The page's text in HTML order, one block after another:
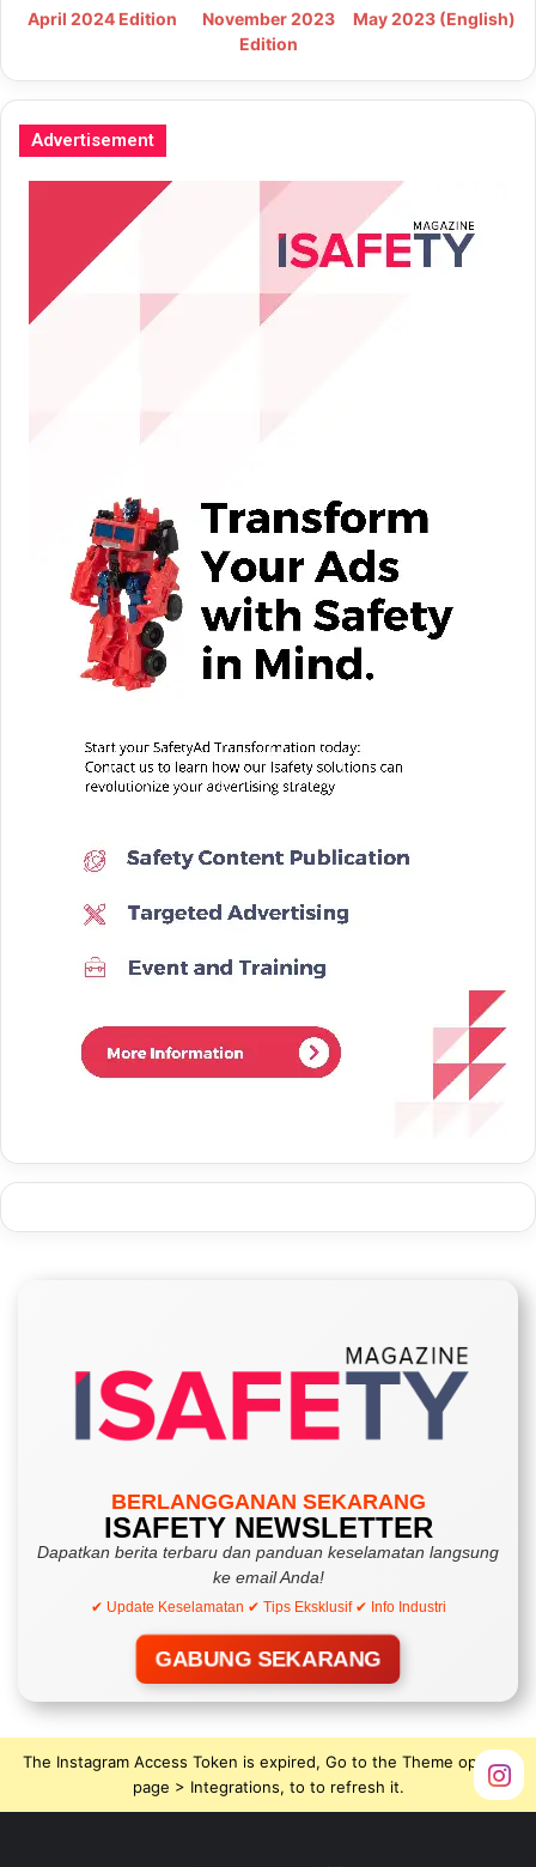
April 2024 Edition
November 2023
Edition
May 2023 (English)
Advertisement
BERLANGGANAN SEKARANG
ISAFETY NEWSLETTER
Dapatkan berita terbaru dan panduan keselamatan langsung
ke email Anda!
✔ Update Keselamatan ✔ Tips Eksklusif ✔ Info Industri
GABUNG SEKARANG
The Instagram Access Token is expired, Go to the Theme options
page > Integrations, to to refresh it.